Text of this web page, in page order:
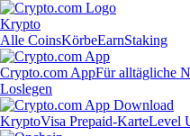
Krypto
Alle CoinsKörbeEarnStaking
Crypto.com AppFür alltägliche
Loslegen
KryptoVisa Prepaid-KarteLevel